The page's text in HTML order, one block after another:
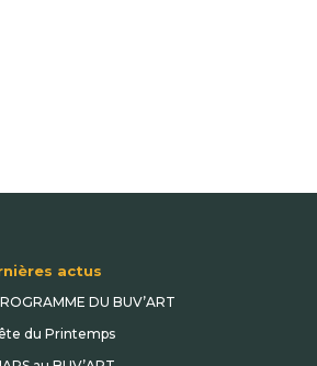
actus
DU BUV’ART
du Printemps